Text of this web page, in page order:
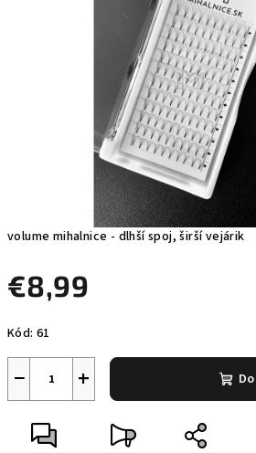
volume mihalnice - dlhší spoj, širší vejárik
€8,99
cena:
Kód: 61
+
−